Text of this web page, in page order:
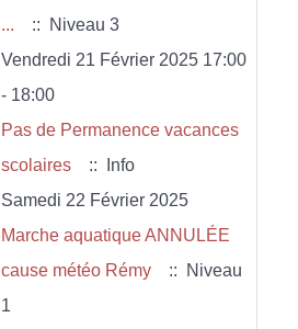
...
:: Niveau 3
Vendredi 21 Février 2025 17:00
- 18:00
Pas de Permanence vacances
scolaires
:: Info
Samedi 22 Février 2025
Marche aquatique ANNULÉE
cause météo Rémy
:: Niveau
1